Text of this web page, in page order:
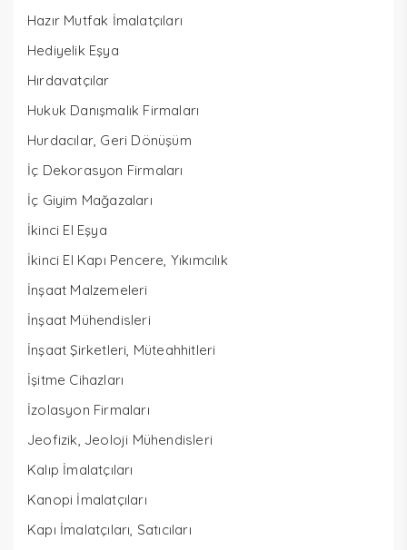
Hazır Mutfak İmalatçıları
Hediyelik Eşya
Hırdavatçılar
Hukuk Danışmalık Firmaları
Hurdacılar, Geri Dönüşüm
İç Dekorasyon Firmaları
İç Giyim Mağazaları
İkinci El Eşya
İkinci El Kapı Pencere, Yıkımcılık
İnşaat Malzemeleri
İnşaat Mühendisleri
İnşaat Şirketleri, Müteahhitleri
İşitme Cihazları
İzolasyon Firmaları
Jeofizik, Jeoloji Mühendisleri
Kalıp İmalatçıları
Kanopi İmalatçıları
Kapı İmalatçıları, Satıcıları